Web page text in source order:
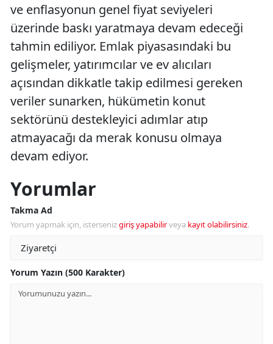
ve enflasyonun genel fiyat seviyeleri
üzerinde baskı yaratmaya devam edeceği
tahmin ediliyor. Emlak piyasasındaki bu
gelişmeler, yatırımcılar ve ev alıcıları
açısından dikkatle takip edilmesi gereken
veriler sunarken, hükümetin konut
sektörünü destekleyici adımlar atıp
atmayacağı da merak konusu olmaya
devam ediyor.
Yorumlar
Takma Ad
Yorum yapmak için, istersenizgiriş yapabilirveya kayıt olabilirsiniz.
Yorum Yazın (500 Karakter)